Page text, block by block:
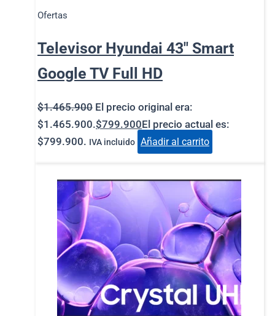
Ofertas
Televisor Hyundai 43″ Smart
Google TV Full HD
$1.465.900 El precio original era:
$1.465.900.$799.900El precio actual es:
$799.900. IVA incluido Añadir al carrito